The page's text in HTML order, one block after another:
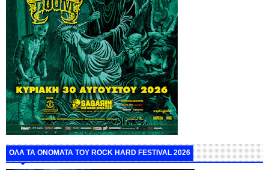
ΟΛΑ ΤΑ ΟΝΟΜΑΤΑ ΤΟΥ ROCK HARD FESTIVAL 2026